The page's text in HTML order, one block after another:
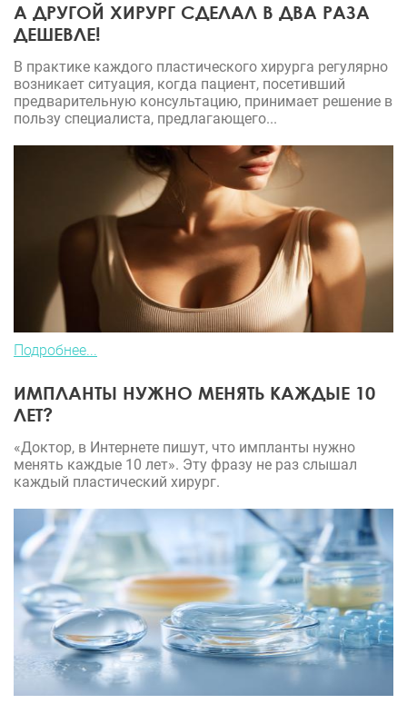
А ДРУГОЙ ХИРУРГ СДЕЛАЛ В ДВА РАЗА
ДЕШЕВЛЕ!
В практике каждого пластического хирурга регулярно
возникает ситуация, когда пациент, посетивший
предварительную консультацию, принимает решение в
пользу специалиста, предлагающего...
Подробнее...
ИМПЛАНТЫ НУЖНО МЕНЯТЬ КАЖДЫЕ 10
ЛЕТ?
«Доктор, в Интернете пишут, что импланты нужно
менять каждые 10 лет». Эту фразу не раз слышал
каждый пластический хирург.